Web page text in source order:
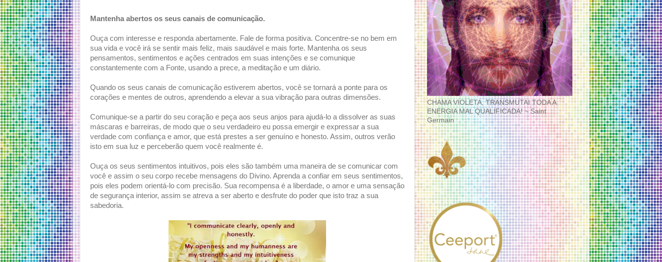
Mantenha abertos os seus canais de comunicação.
Ouça com interesse e responda abertamente. Fale de forma positiva. Concentre-se no bem em
sua vida e você irá se sentir mais feliz, mais saudável e mais forte. Mantenha os seus
pensamentos, sentimentos e ações centrados em suas intenções e se comunique
constantemente com a Fonte, usando a prece, a meditação e um diário.
Quando os seus canais de comunicação estiverem abertos, você se tornará a ponte para os
corações e mentes de outros, aprendendo a elevar a sua vibração para outras dimensões.
Comunique-se a partir do seu coração e peça aos seus anjos para ajudá-lo a dissolver as suas
máscaras e barreiras, de modo que o seu verdadeiro eu possa emergir e expressar a sua
verdade com confiança e amor, que está prestes a ser genuíno e honesto. Assim, outros verão
isto em sua luz e perceberão quem você realmente é.
Ouça os seus sentimentos intuitivos, pois eles são também uma maneira de se comunicar com
você e assim o seu corpo recebe mensagens do Divino. Aprenda a confiar em seus sentimentos,
pois eles podem orientá-lo com precisão. Sua recompensa é a liberdade, o amor e uma sensação
de segurança interior, assim se atreva a ser aberto e desfrute do poder que isto traz a sua
sabedoria.
CHAMA VIOLETA, TRANSMUTAI TODA A
ENERGIA MAL QUALIFICADA! ~ Saint
Germain